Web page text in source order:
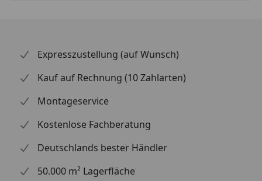
"Zubehör")
Anschluss einer
Regentonne
Hinweis: Die Dachrinnen können auch ohne
Traufbretter montiert werden, allerdings müssen die
gebogen werden.
Expresszustellung (auf Wunsch)
Kauf auf Rechnung (10 Zahlarten)
Montageservice
Kostenlose Fachberatung
Deutschlands bester Händler
50.000 m² Lagerfläche